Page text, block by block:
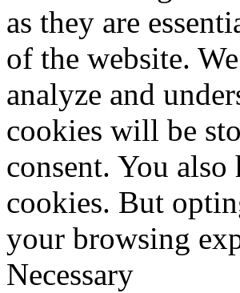
as they are
of the website.
analyze and
cookies will be
consent. You
cookies. But
your browsing
Necessary